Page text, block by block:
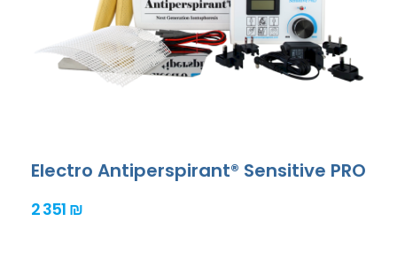
Electro Antiperspirant® Sensitive PRO
2 351 ₪